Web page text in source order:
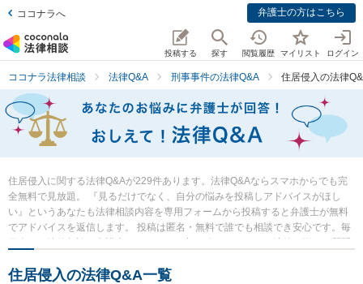
ココナラへ 弁護士の方はこちら
投稿する 探す 閲覧履歴 マイリスト ログイン
ココナラ法律相談 法律Q&A 刑事事件の法律Q&A 住居侵入の法律
住居侵入に関する法律Q&Aが229件あります。法律Q&Aならスマホからでも完
全無料で見放題。 『見るだけでなく、自分の悩みを投稿しアドバイスがほし
い』というあなたも法律相談内容を専用フォームから投稿すると弁護士が無料
でアドバイスを返信します。 投稿は匿名・無料で誰でも相談でき安心です。毎
日多くの法律相談に弁護士がアドバイス中。 今すぐあなたの法律の悩み・質問
住居侵入の法律Q&A一覧